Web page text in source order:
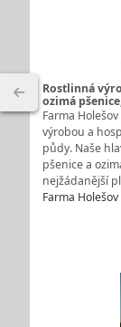
Rostlinná
ozimá
Farma
výrobou a
půdy. Naše
pšenice a
nejžádanější
Farma